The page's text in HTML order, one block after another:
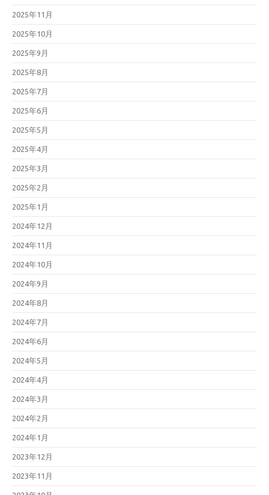
2025年11月
2025年10月
2025年9月
2025年8月
2025年7月
2025年6月
2025年5月
2025年4月
2025年3月
2025年2月
2025年1月
2024年12月
2024年11月
2024年10月
2024年9月
2024年8月
2024年7月
2024年6月
2024年5月
2024年4月
2024年3月
2024年2月
2024年1月
2023年12月
2023年11月